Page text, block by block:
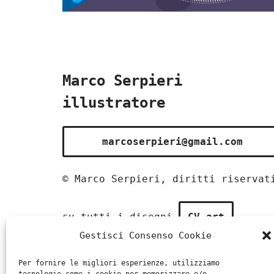
Gestisci Consenso Cookie
Per fornire le migliori esperienze, utilizziamo
Marco Serpieri
illustratore
marcoserpieri@gmail.com
© Marco Serpieri, diritti
su tutti i disegni CV art